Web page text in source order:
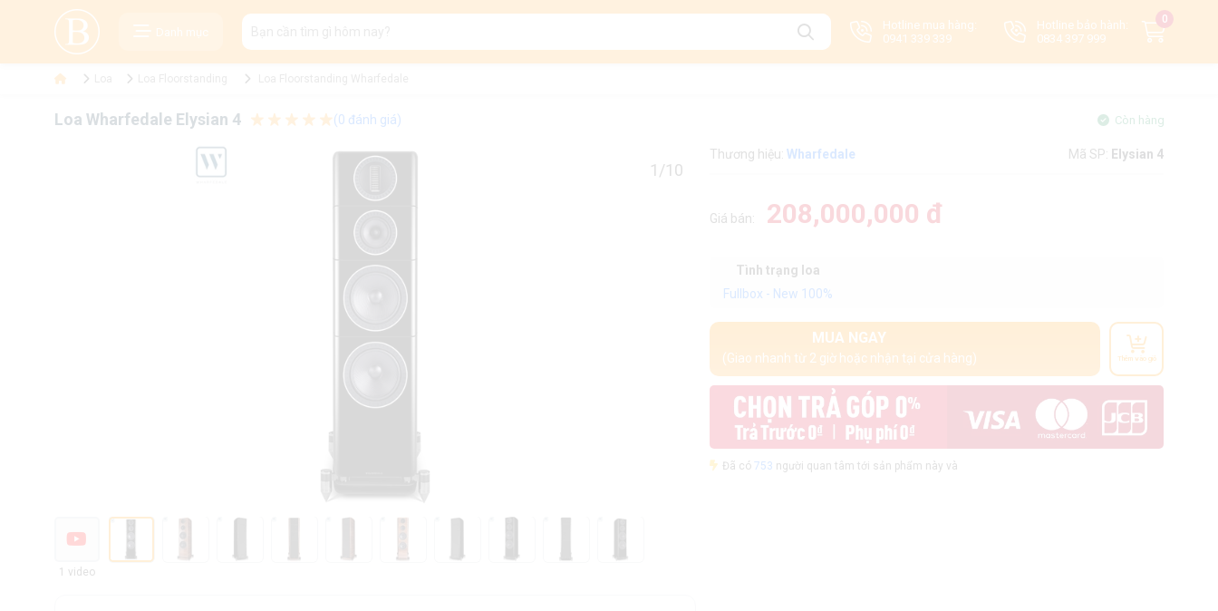
Danh mục
Hotline mua hàng:
0941 339 339
Hotline bảo hành:
0834 397 999
0
Loa Wharfedale Elysian 4 (0 đánh giá) Còn hàng
1/10
1 video
Thương hiệu: Wharfedale Mã SP: Elysian 4
Giá bán: 208,000,000 đ
Tình trạng loa
Fullbox - New 100%
MUA NGAY
(Giao nhanh từ 2 giờ hoặc nhận tại cửa hàng) Thêm vào giỏ
Đã có 753 người quan tâm tới sản phẩm này và